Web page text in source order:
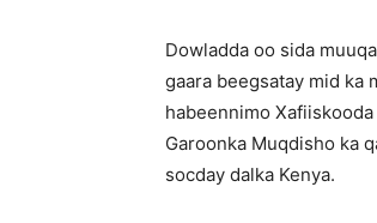
Dowladda oo sida
gaara beegsatay mid ka
habeennimo
Garoonka Muqdisho ka
socday dalka Kenya.